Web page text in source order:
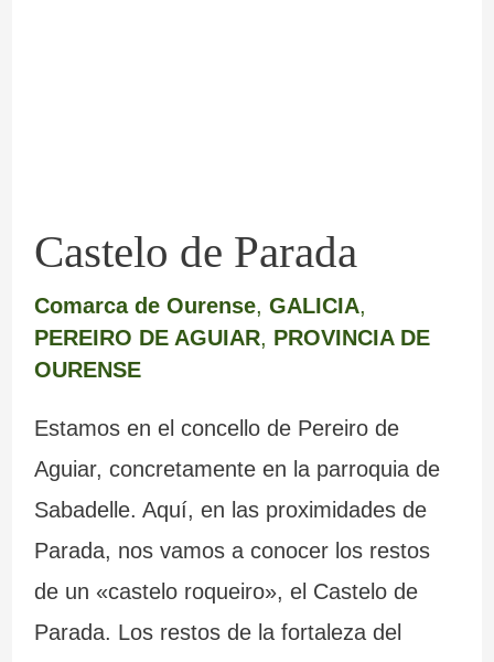
Castelo de Parada
Comarca de Ourense, GALICIA,
PEREIRO DE AGUIAR, PROVINCIA DE
OURENSE
Estamos en el concello de Pereiro de
Aguiar, concretamente en la parroquia de
Sabadelle. Aquí, en las proximidades de
Parada, nos vamos a conocer los restos
de un «castelo roqueiro», el Castelo de
Parada. Los restos de la fortaleza del